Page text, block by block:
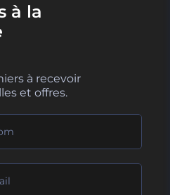
à la
à recevoir
et offres.